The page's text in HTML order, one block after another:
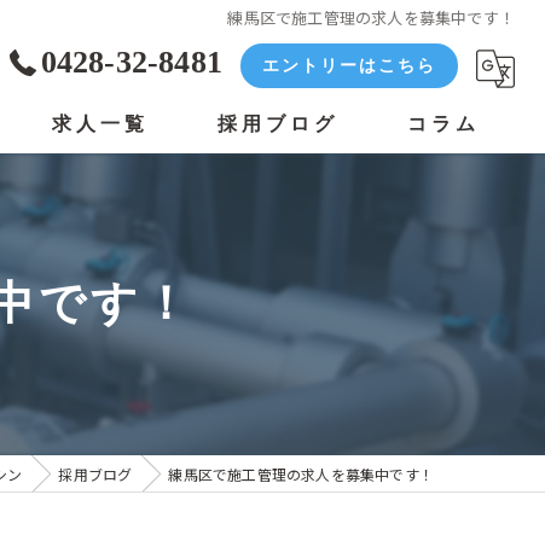
練馬区で施工管理の求人を募集中です！
0428-32-8481 エントリーはこちら
求人一覧 採用ブログ コラム
です！
ン 採用ブログ 練馬区で施工管理の求人を募集中です！